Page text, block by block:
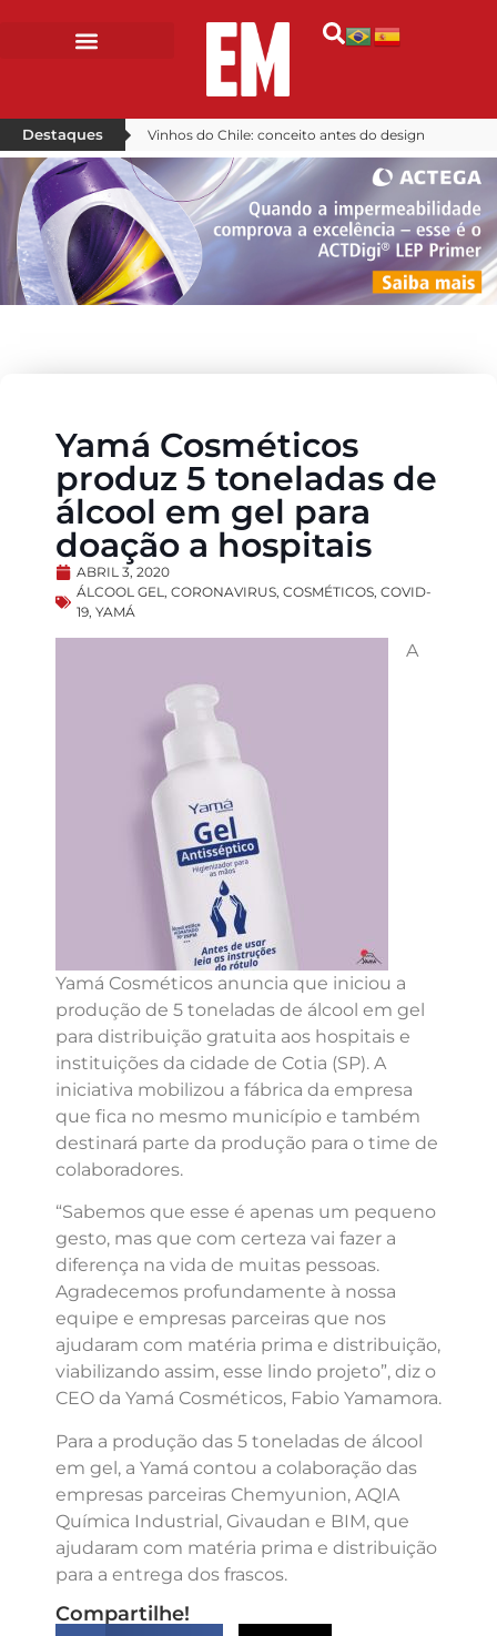
Destaques Vinhos do Chile: conceito antes do design
Yamá Cosméticos
produz 5 toneladas de
álcool em gel para
doação a hospitais
ABRIL 3, 2020
ÁLCOOL GEL , CORONAVIRUS, COSMÉTICOS, COVID-
19, YAMÁ
A
Yamá Cosméticos anuncia que iniciou a
produção de 5 toneladas de álcool em gel
para distribuição gratuita aos hospitais e
instituições da cidade de Cotia (SP). A
iniciativa mobilizou a fábrica da empresa
que fica no mesmo município e também
destinará parte da produção para o time de
colaboradores.
“Sabemos que esse é apenas um pequeno
gesto, mas que com certeza vai fazer a
diferença na vida de muitas pessoas.
Agradecemos profundamente à nossa
equipe e empresas parceiras que nos
ajudaram com matéria prima e distribuição,
viabilizando assim, esse lindo projeto”, diz o
CEO da Yamá Cosméticos, Fabio Yamamora.
Para a produção das 5 toneladas de álcool
em gel, a Yamá contou a colaboração das
empresas parceiras Chemyunion, AQIA
Química Industrial, Givaudan e BIM, que
ajudaram com matéria prima e distribuição
para a entrega dos frascos.
Compartilhe!